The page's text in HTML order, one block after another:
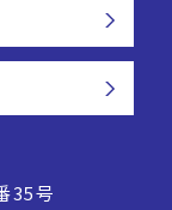
35号